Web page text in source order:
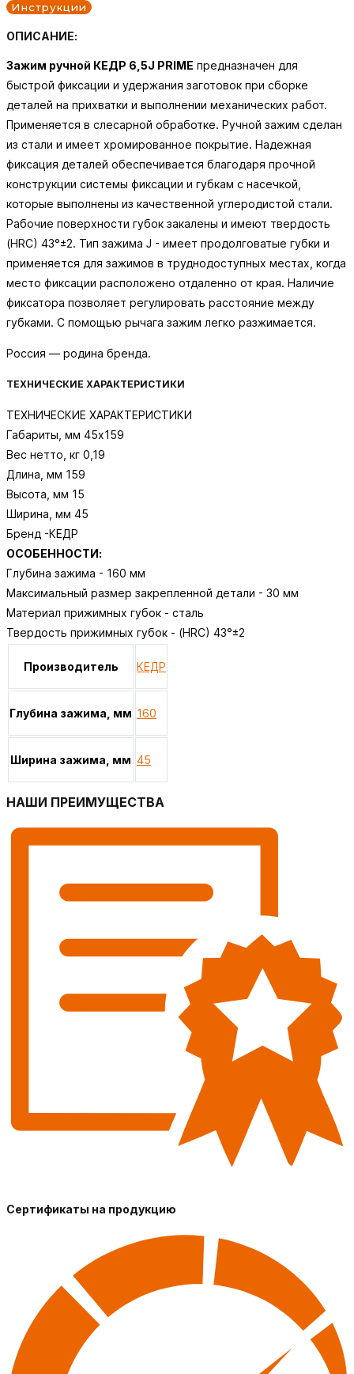
Инструкции
ОПИСАНИЕ:
Зажим ручной КЕДР 6,5J PRIME предназначен для
быстрой фиксации и удержания заготовок при сборке
деталей на прихватки и выполнении механических работ.
Применяется в слесарной обработке. Ручной зажим сделан
из стали и имеет хромированное покрытие. Надежная
фиксация деталей обеспечивается благодаря прочной
конструкции системы фиксации и губкам с насечкой,
которые выполнены из качественной углеродистой стали.
Рабочие поверхности губок закалены и имеют твердость
(HRC) 43°±2. Тип зажима J - имеет продолговатые губки и
применяется для зажимов в труднодоступных местах, когда
место фиксации расположено отдаленно от края. Наличие
фиксатора позволяет регулировать расстояние между
губками. С помощью рычага зажим легко разжимается.
Россия — родина бренда.
ТЕХНИЧЕСКИЕ ХАРАКТЕРИСТИКИ
ТЕХНИЧЕСКИЕ ХАРАКТЕРИСТИКИ
Габариты, мм 45х159
Вес нетто, кг 0,19
Длина, мм 159
Высота, мм 15
Ширина, мм 45
Бренд -КЕДР
ОСОБЕННОСТИ:
Глубина зажима - 160 мм
Максимальный размер закрепленной детали - 30 мм
Материал прижимных губок - сталь
Твердость прижимных губок - (HRC) 43°±2
Производитель КЕДР
Глубина зажима, мм 160
Ширина зажима, мм 45
НАШИ ПРЕИМУЩЕСТВА
Сертификаты на продукцию